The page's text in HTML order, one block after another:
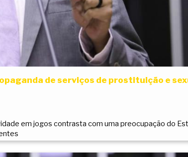
de serviços de prostituição e
em jogos contrasta com uma preocupação do